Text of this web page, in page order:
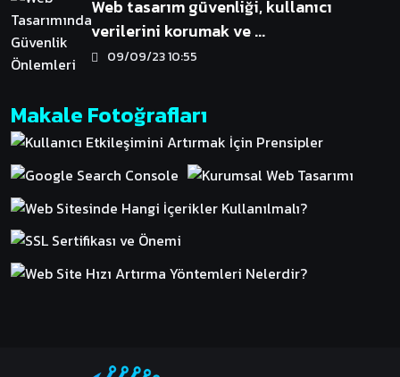
Web tasarım güvenliği, kullanıcı
verilerini korumak ve ...
09/09/23 10:55
Makale Fotoğrafları